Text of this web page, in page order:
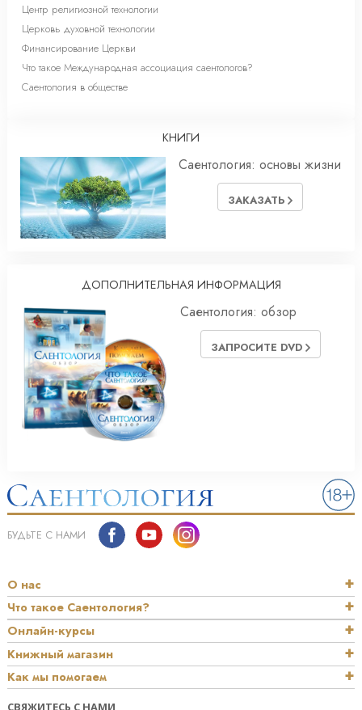
Центр религиозной технологии
Церковь духовной технологии
Финансирование Церкви
Что такое Международная ассоциация саентологов?
Саентология в обществе
КНИГИ
Саентология: основы жизни
ЗАКАЗАТЬ
ДОПОЛНИТЕЛЬНАЯ ИНФОРМАЦИЯ
Саентология: обзор
ЗАПРОСИТЕ DVD
БУДЬТЕ С НАМИ
О нас
Что такое Саентология?
Онлайн-курсы
Книжный магазин
Как мы помогаем
СВЯЖИТЕСЬ С НАМИ